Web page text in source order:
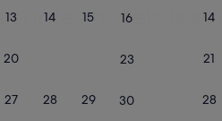
13 14 15 16
20 23
27 28 29 30
14
21
28
les hôtels les